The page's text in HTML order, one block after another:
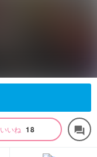
いいね 18 forum